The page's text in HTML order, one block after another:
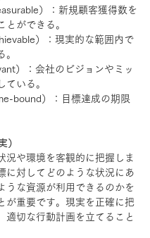
）：新規顧客獲得数を
とができる。
）：現実的な範囲内で
。
）：会社のビジョンやミッ
ている。
bound）：目標達成の期限
）
況や環境を客観的に把握しま
に対してどのような状況にあ
うな資源が利用できるのかを
が重要です。現実を正確に把
適切な行動計画を立てること